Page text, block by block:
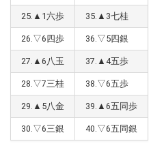
25.▲1六歩 35.▲3七桂
26.▽6四歩 36.▽5四銀
27.▲6八玉 37.▲4五歩
28.▽7三桂 38.▽6五歩
29.▲5八金 39.▲6五同歩
30.▽6三銀 40.▽6五同銀